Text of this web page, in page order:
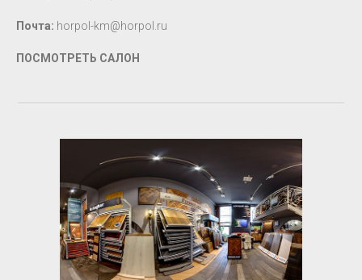
Почта: horpol-km@horpol.ru
ПОСМОТРЕТЬ САЛОН